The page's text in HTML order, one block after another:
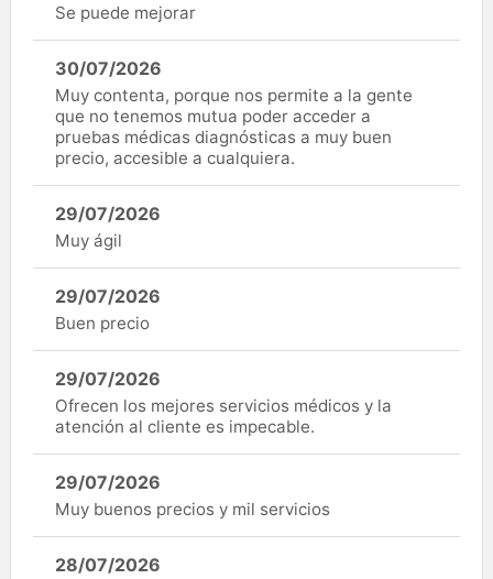
Se puede mejorar
30/07/2026
Muy contenta, porque nos permite a la gente
que no tenemos mutua poder acceder a
pruebas médicas diagnósticas a muy buen
precio, accesible a cualquiera.
29/07/2026
Muy ágil
29/07/2026
Buen precio
29/07/2026
Ofrecen los mejores servicios médicos y la
atención al cliente es impecable.
29/07/2026
Muy buenos precios y mil servicios
28/07/2026